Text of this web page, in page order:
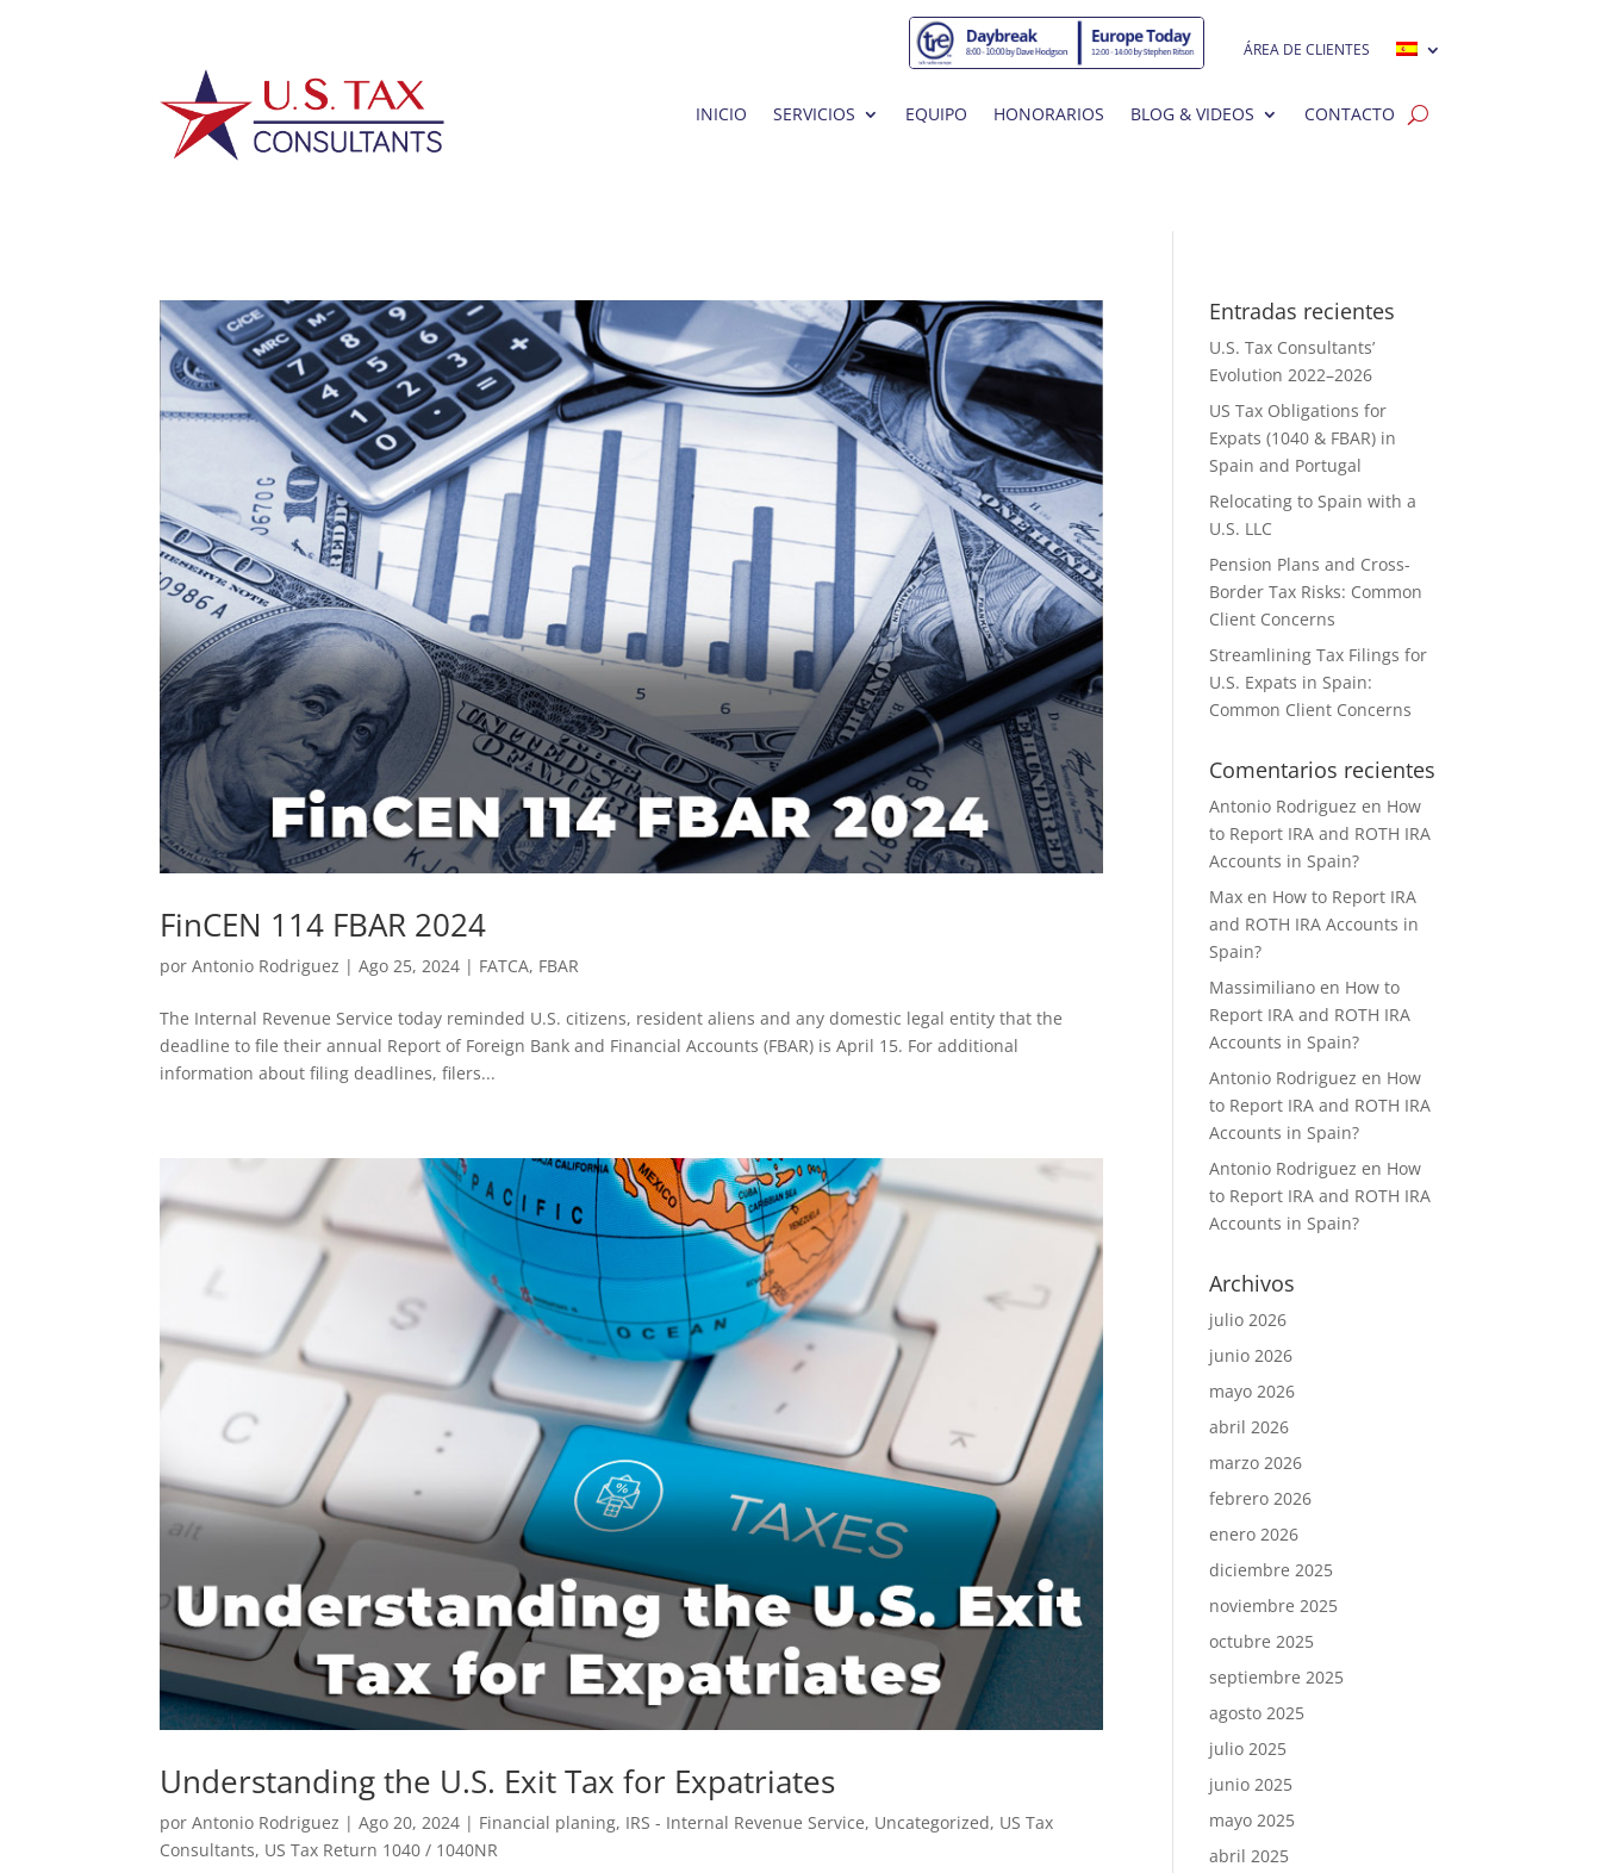
ÁREA DE CLIENTES
INICIO SERVICIOS EQUIPO HONORARIOS BLOG & VIDEOS CONTACTO
FinCEN 114 FBAR 2024
porAntonio Rodriguez |Ago 25, 2024 | FATCA, FBAR
The Internal Revenue Service today reminded U.S. citizens, resident aliens and any domestic legal entity that the
deadline to file their annual Report of Foreign Bank and Financial Accounts (FBAR) is April 15. For additional
information about filing deadlines, filers...
Understanding the U.S. Exit Tax for Expatriates
porAntonio Rodriguez |Ago 20, 2024 | Financial planing, IRS - Internal Revenue Service, Uncategorized, US Tax
Consultants, US Tax Return 1040 / 1040NR
Entradas recientes
U.S. Tax Consultants’
Evolution 2022–2026
US Tax Obligations for
Expats (1040 & FBAR) in
Spain and Portugal
Relocating to Spain with a
U.S. LLC
Pension Plans and Cross-
Border Tax Risks: Common
Client Concerns
Streamlining Tax Filings for
U.S. Expats in Spain:
Common Client Concerns
Comentarios recientes
Antonio Rodriguez en How
to Report IRA and ROTH IRA
Accounts in Spain?
Max en How to Report IRA
and ROTH IRA Accounts in
Spain?
Massimiliano en How to
Report IRA and ROTH IRA
Accounts in Spain?
Antonio Rodriguez en How
to Report IRA and ROTH IRA
Accounts in Spain?
Antonio Rodriguez en How
to Report IRA and ROTH IRA
Accounts in Spain?
Archivos
julio 2026
junio 2026
mayo 2026
abril 2026
marzo 2026
febrero 2026
enero 2026
diciembre 2025
noviembre 2025
octubre 2025
septiembre 2025
agosto 2025
julio 2025
junio 2025
mayo 2025
abril 2025